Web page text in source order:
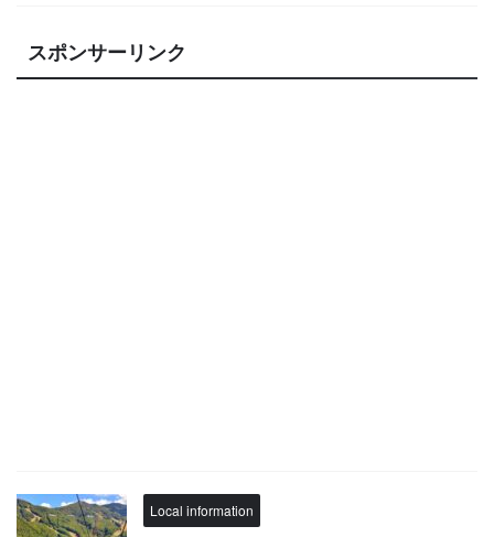
スポンサーリンク
Local information